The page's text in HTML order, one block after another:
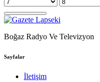
Boğaz Radyo Ve Televizyon
Sayfalar
İletişim